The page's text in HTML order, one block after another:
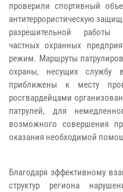
проверили спортивный
антитеррористическую
разрешительной работы
частных охранных
режим. Маршруты
охраны, несущих службу
приближены к месту
росгвардейцами
патрулей, для
возможного совершения
оказания необходимой
Благодаря эффективному
структур региона